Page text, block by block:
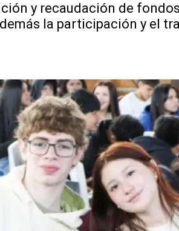
y recaudación de
la participación y el